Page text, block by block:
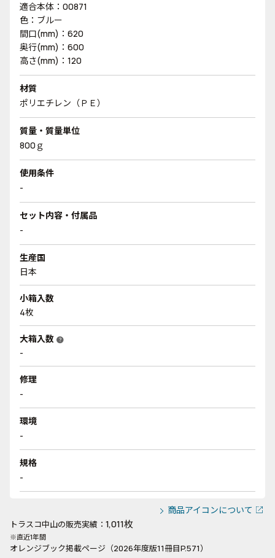
適合本体：00871
色：ブルー
間口(mm)：620
奥行(mm)：600
高さ(mm)：120
材質
ポリエチレン（ＰＥ）
質量・質量単位
800ｇ
使用条件
-
セット内容・付属品
-
生産国
日本
小箱入数
4枚
大箱入数 help
-
修理
-
環境
-
規格
-
商品アイコンについて
トラスコ中山の販売実績： 1,011枚
※直近1年間
オレンジブック掲載ページ（2026年度版11冊目P.571）